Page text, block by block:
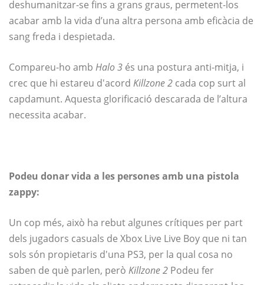
deshumanitzar-se fins a grans graus, permetent-los
acabar amb la vida d’una altra persona amb eficàcia de
sang freda i despietada.
Compareu-ho amb Halo 3 és una postura anti-mitja, i
crec que hi estareu d'acord Killzone 2 cada cop surt al
capdamunt. Aquesta glorificació descarada de l’altura
necessita acabar.
Podeu donar vida a les persones amb una pistola
zappy:
Un cop més, això ha rebut algunes crítiques per part
dels jugadors casuals de Xbox Live Live Boy que ni tan
sols són propietaris d'una PS3, per la qual cosa no
saben de què parlen, però Killzone 2 Podeu fer